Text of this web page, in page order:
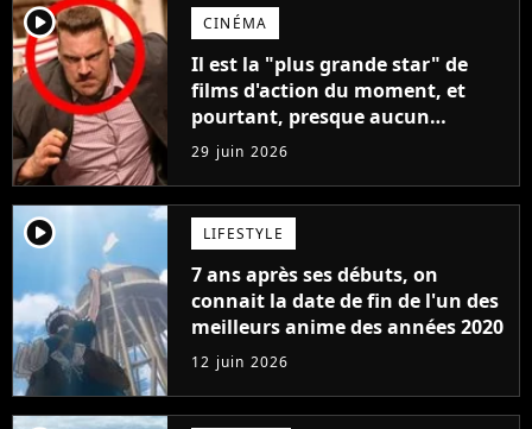
player2 CINÉMA
Il est la "plus grande star" de
films d'action du moment, ​​et
pourtant, presque aucun
cinéphile ne le connaît
29 juin 2026
player2 LIFESTYLE
7 ans après ses débuts, on
connait la date de fin de l'un des
meilleurs anime des années 2020
12 juin 2026